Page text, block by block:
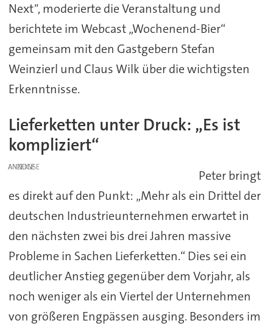
Next", moderierte die Veranstaltung und
berichtete im Webcast „Wochenend-Bier“
gemeinsam mit den Gastgebern Stefan
Weinzierl und Claus Wilk über die wichtigsten
Erkenntnisse.
Lieferketten unter Druck: „Es ist
kompliziert“
ANZEIGE
Peter bringt
es direkt auf den Punkt: „Mehr als ein Drittel der
deutschen Industrieunternehmen erwartet in
den nächsten zwei bis drei Jahren massive
Probleme in Sachen Lieferketten.“ Dies sei ein
deutlicher Anstieg gegenüber dem Vorjahr, als
noch weniger als ein Viertel der Unternehmen
von größeren Engpässen ausging. Besonders im